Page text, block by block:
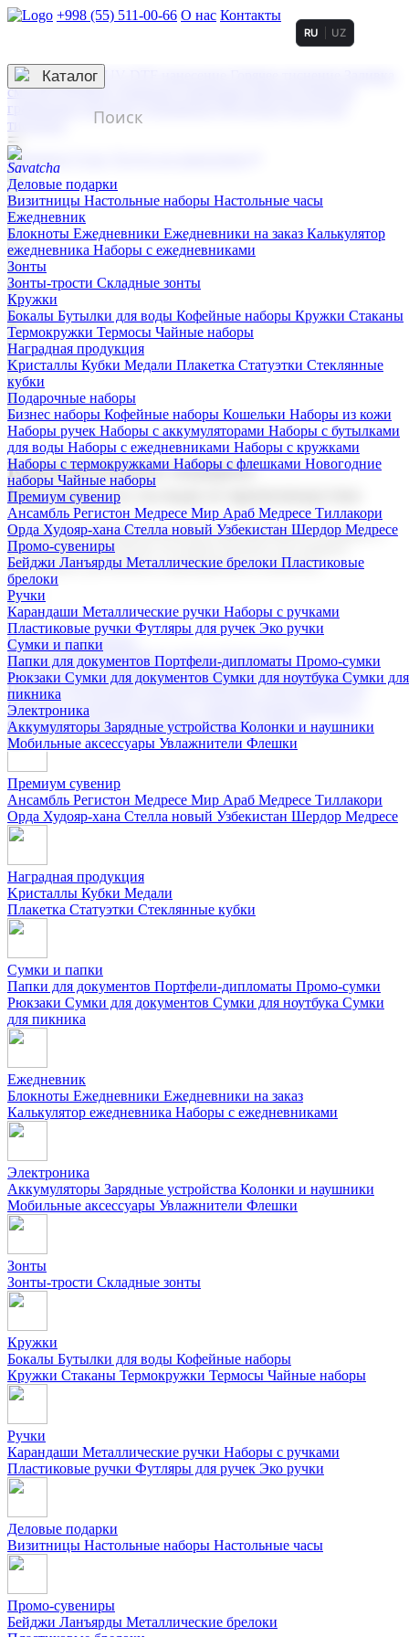
+998 (55) 511-00-66 О нас Контакты
3D гравировка
смолой (Doming)
гравировка твердая
тиснение
RU UZ
☰
Контакты
Каталог
Деловые подарки
Визитницы Настольные наборы Настольные часы
Ежедневник
Блокноты Ежедневники Ежедневники на заказ Калькулятор
ежедневника Наборы с ежедневниками
Зонты
Зонты-трости Складные зонты
Кружки
Бокалы Бутылки для воды Кофейные наборы Кружки Стаканы
Термокружки Термосы Чайные наборы
Наградная продукция
Kристаллы Кубки Медали Плакетка Статуэтки Стеклянные
кубки
Подарочные наборы
Бизнес наборы Кофейные наборы Кошельки Наборы из кожи
Наборы ручек Наборы с аккумуляторами Наборы с бутылками
для воды Наборы с ежедневниками Наборы с кружками
Наборы с термокружками Наборы с флешками Новогодние
наборы Чайные наборы
Премиум сувенир
Ансамбль Регистон Медресе Мир Араб Медресе Тиллакори
Орда Худояр-хана Стелла новый Узбекистан Шердор Медресе
Промо-сувениры
Бейджи Ланъярды Металлические брелоки Пластиковые
брелоки
Ручки
Карандаши Металлические ручки Наборы с ручками
Пластиковые ручки Футляры для ручек Эко ручки
Сумки и папки
Папки для документов Портфели-дипломаты Промо-сумки
Рюкзаки Сумки для документов Сумки для ноутбука Сумки для
пикника
Электроника
Аккумуляторы Зарядные устройства Колонки и наушники
Мобильные аксессуары Увлажнители Флешки
Корпоративные подарки
Поставка со склада и производство
Мы предлагаем широкий выбор корпоративных подарков и
сувениров с логотипом. В нашем каталоге вы найдете
продукцию для бизнеса, мероприятия и клиентов.
Подарочные наборы
Бизнес наборыКофейные наборы Кошельки
Наборы из кожиНаборы ручекНаборы с аккумуляторами
Наборы с бутылками для воды
Наборы с ежедневниками
Наборы с кружками
флешкамиНовогодние наборыЧайные наборы
Премиум сувенир
Ансамбль Регистон Медресе Мир Араб Медресе Тиллакори
Орда Худояр-хана Стелла новый Узбекистан Шердор Медресе
Наградная продукция
Kристаллы Кубки Медали
Плакетка Статуэтки Стеклянные кубки
Сумки и папки
Папки для документов Портфели-дипломаты Промо-сумки
Рюкзаки Сумки для документов Сумки для ноутбука Сумки
для пикника
Ежедневник
Блокноты Ежедневники Ежедневники на заказ
Калькулятор ежедневника Наборы с ежедневниками
Электроника
Аккумуляторы Зарядные устройства Колонки и наушники
Мобильные аксессуары Увлажнители Флешки
Зонты
Зонты-трости Складные зонты
Кружки
Бокалы Бутылки для воды Кофейные наборы
Кружки Стаканы Термокружки Термосы Чайные наборы
Ручки
Карандаши Металлические ручки Наборы с ручками
Пластиковые ручки Футляры для ручек Эко ручки
Деловые подарки
Визитницы Настольные наборы Настольные часы
Промо-сувениры
Бейджи Ланъярды Металлические брелоки